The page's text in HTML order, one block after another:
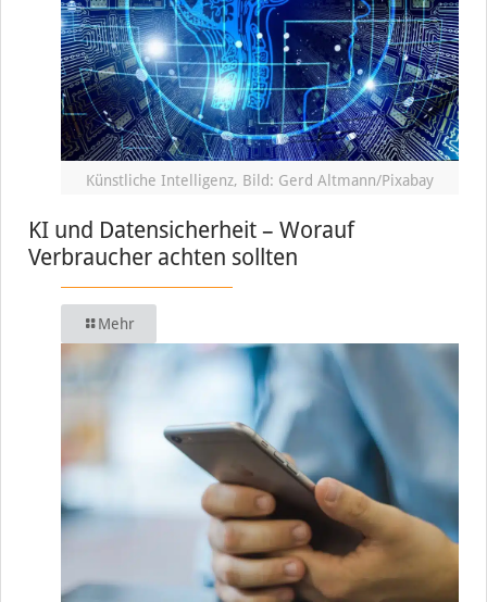
Künstliche Intelligenz, Bild: Gerd Altmann/Pixabay
KI und Datensicherheit – Worauf
Verbraucher achten sollten
Mehr